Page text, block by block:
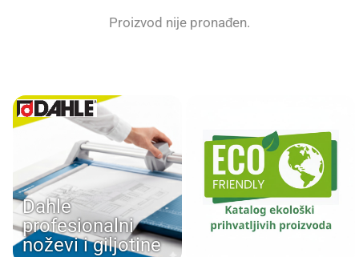
Proizvod nije pronađen.
Dahle
profesionalni
noževi i giljotine